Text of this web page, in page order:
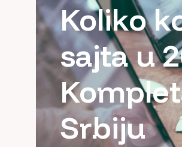
Koliko
sajta u
Srbiju